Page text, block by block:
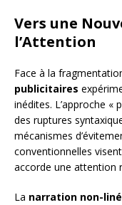
Vers une
l’Attention
Face à la
publicitaires
inédites. L’approche
des ruptures
mécanismes
conventionnelles
accorde une attention
La narration non-